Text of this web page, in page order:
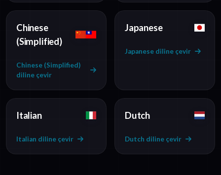
Chinese
(Simplified)
Chinese (Simplified)
diline çevir
Japanese
Japanese diline çevir
Italian
Italian diline çevir
Dutch
Dutch diline çevir